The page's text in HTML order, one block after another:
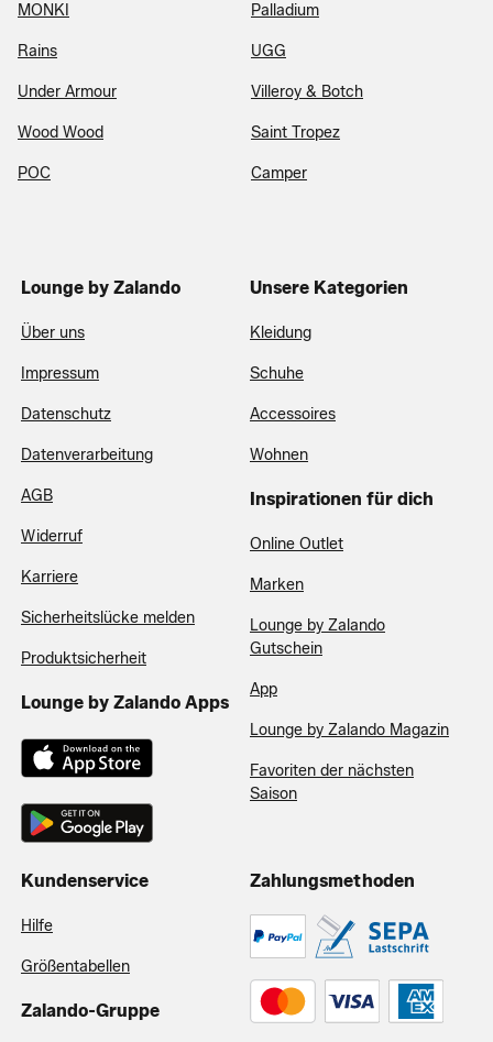
MONKI Palladium
Rains UGG
Under Armour Villeroy & Botch
Wood Wood Saint Tropez
POC Camper
Lounge by Zalando
Über uns
Impressum
Datenschutz
Datenverarbeitung
AGB
Widerruf
Karriere
Sicherheitslücke melden
Produktsicherheit
Lounge by Zalando Apps
Unsere Kategorien
Kleidung
Schuhe
Accessoires
Wohnen
Inspirationen für dich
Online Outlet
Marken
Lounge by Zalando
Gutschein
App
Lounge by Zalando Magazin
Favoriten der nächsten
Saison
Kundenservice
Hilfe
Größentabellen
Zalando-Gruppe
Zahlungsmethoden